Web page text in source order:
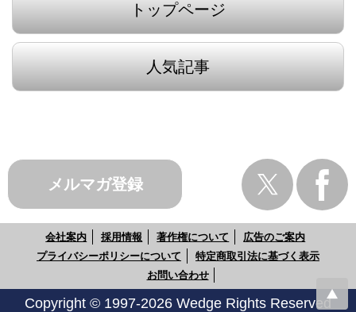
トップページ
人気記事
メルマガ登録
会社案内 採用情報 著作権について
広告のご案内
プライバシーポリシーについて
特定商取引法に基づく表示
お問い合わせ
Copyright © 1997-2026 Wedge Rights Reserved